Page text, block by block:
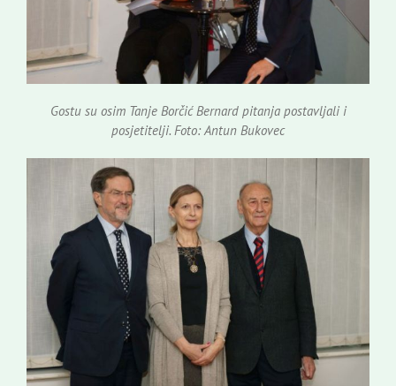
Gostu su osim Tanje Borčić Bernard pitanja postavljali i
posjetitelji. Foto: Antun Bukovec